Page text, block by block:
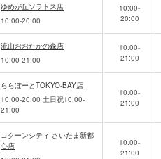
ゆめが丘ソラトス店
10:00-20:00
10:00-
20:00
流山おおたかの森店
10:00-21:00
10:00-
21:00
ららぽーとTOKYO-BAY店
10:00-20:00 土日祝10:00-
21:00
10:00-
21:00
コクーンシティ さいたま新都
心店
10:00-
21:00